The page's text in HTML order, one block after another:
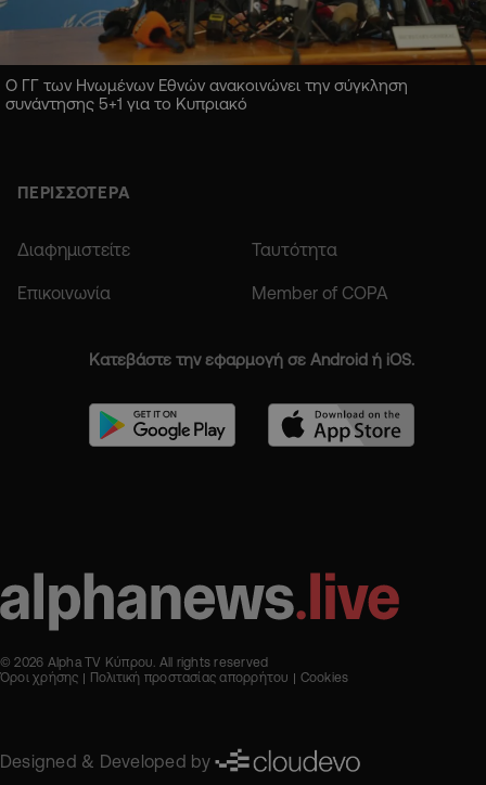
Ο ΓΓ των Ηνωμένων Εθνών ανακοινώνει την σύγκληση
συνάντησης 5+1 για το Κυπριακό
ΠΕΡΙΣΣΟΤΕΡΑ
Διαφημιστείτε Ταυτότητα
Επικοινωνία Member of COPA
Κατεβάστε την εφαρμογή σε Android ή iOS.
© 2026 Alpha TV Κύπρου. All rights reserved
Όροι χρήσης
Πολιτική προστασίας απορρήτου Cookies
Designed & Developed by